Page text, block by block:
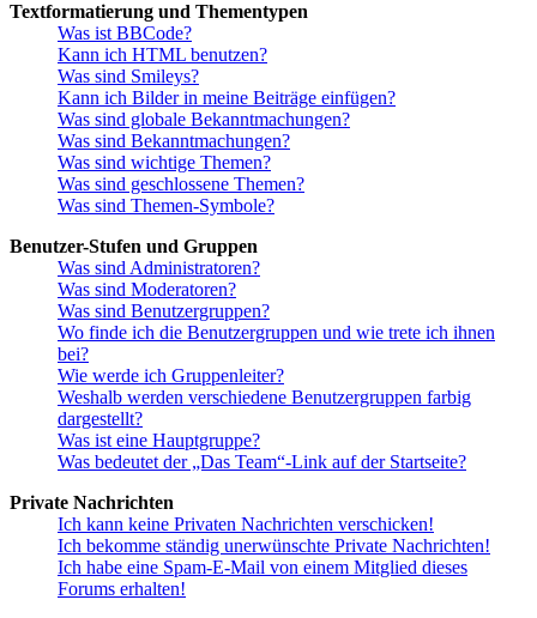
Textformatierung und Thementypen
Was ist BBCode?
Kann ich HTML benutzen?
Was sind Smileys?
Kann ich Bilder in meine Beiträge einfügen?
Was sind globale Bekanntmachungen?
Was sind Bekanntmachungen?
Was sind wichtige Themen?
Was sind geschlossene Themen?
Was sind Themen-Symbole?
Benutzer-Stufen und Gruppen
Was sind Administratoren?
Was sind Moderatoren?
Was sind Benutzergruppen?
Wo finde ich die Benutzergruppen und wie trete ich ihnen
bei?
Wie werde ich Gruppenleiter?
Weshalb werden verschiedene Benutzergruppen farbig
dargestellt?
Was ist eine Hauptgruppe?
Was bedeutet der „Das Team“-Link auf der Startseite?
Private Nachrichten
Ich kann keine Privaten Nachrichten verschicken!
Ich bekomme ständig unerwünschte Private Nachrichten!
Ich habe eine Spam-E-Mail von einem Mitglied dieses
Forums erhalten!